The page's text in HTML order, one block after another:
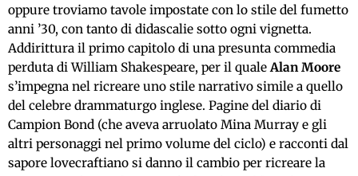
oppure troviamo tavole impostate con lo stile del fumetto
anni ’30, con tanto di didascalie sotto ogni vignetta.
Addirittura il primo capitolo di una presunta commedia
perduta di William Shakespeare, per il qualeAlan Moore
s’impegna nel ricreare uno stile narrativo simile a quello
del celebre drammaturgo inglese. Pagine del diario di
Campion Bond (che aveva arruolato Mina Murray e gli
altri personaggi nel primo volume del ciclo) e racconti dal
sapore lovecraftiano si danno il cambio per ricreare la